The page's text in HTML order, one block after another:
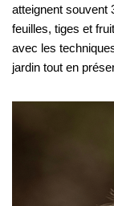
atteignent souvent
feuilles, tiges et
avec les
jardin tout en